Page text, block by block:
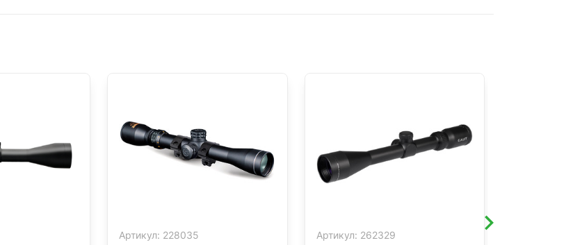
Артикул: 228035 Артикул: 262329